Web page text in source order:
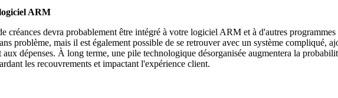
ARM
créances devra probablement être intégré à votre logiciel ARM et à d'autres programmes
problème, mais il est également possible de se retrouver avec un système compliqué,
dépenses. À long terme, une pile technologique désorganisée augmentera la
les recouvrements et impactant l'expérience client.